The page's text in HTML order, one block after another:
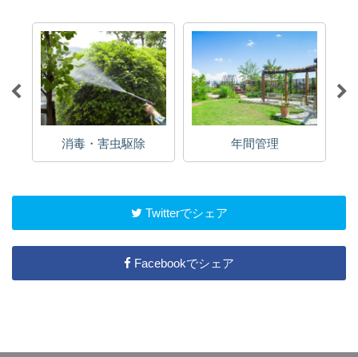
消毒・害虫駆除 年間管理
Twitterでシェア
Facebookでシェア